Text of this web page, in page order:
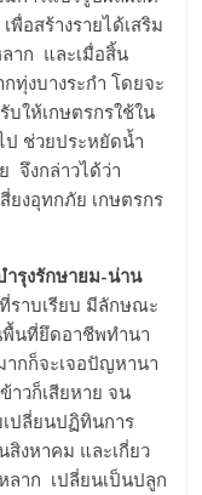
พื่อสร้างรายได้เสริม
าก และเมื่อสิ้น
ทุ่งบางระกำ โดยจะ
ให้เกษตรกรใช้ใน
ป ช่วยประหยัดน้ำ
จึงกล่าวได้ว่า
ยงอุทกภัย เกษตรกร
ำรุงรักษายม-น่าน
ราบเรียบ มีลักษณะ
นที่ยึดอาชีพทำนา
กก็จะเจอปัญหานา
าวก็เสียหาย จน
เปลี่ยนปฏิทินการ
สิงหาคม และเกี่ยว
ลาก เปลี่ยนเป็นปลูก